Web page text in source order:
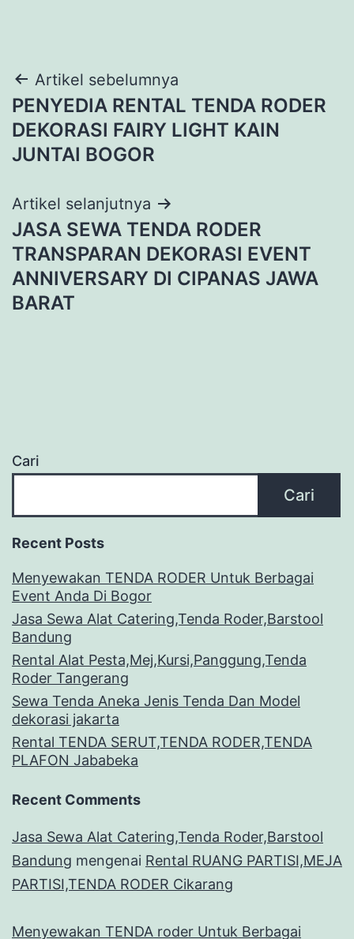
Navigasi
pos
Artikel sebelumnya
PENYEDIA RENTAL TENDA RODER
DEKORASI FAIRY LIGHT KAIN
JUNTAI BOGOR
Artikel selanjutnya
JASA SEWA TENDA RODER
TRANSPARAN DEKORASI EVENT
ANNIVERSARY DI CIPANAS JAWA
BARAT
Cari
Cari
Recent Posts
Menyewakan TENDA RODER Untuk Berbagai
Event Anda Di Bogor
Jasa Sewa Alat Catering,Tenda Roder,Barstool
Bandung
Rental Alat Pesta,Mej,Kursi,Panggung,Tenda
Roder Tangerang
Sewa Tenda Aneka Jenis Tenda Dan Model
dekorasi jakarta
Rental TENDA SERUT,TENDA RODER,TENDA
PLAFON Jababeka
Recent Comments
Jasa Sewa Alat Catering,Tenda Roder,Barstool
Bandung mengenai Rental RUANG PARTISI,MEJA
PARTISI,TENDA RODER Cikarang
Menyewakan TENDA roder Untuk Berbagai